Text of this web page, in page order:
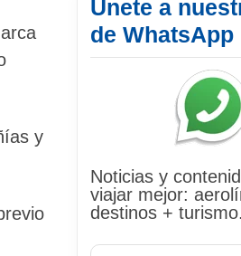
y
Únete a
de WhatsApp
Noticias y
viajar mejor:
destinos + turismo.